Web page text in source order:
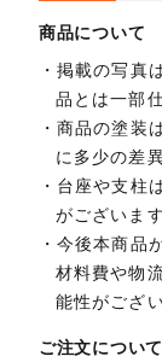
商品について
掲載の写真
品とは一部
商品の塗装
に多少の差
台座や支柱
がございます
今後本商品
材料費や物
能性がござ
ご注文について